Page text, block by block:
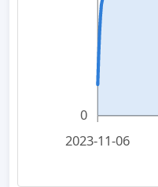
0
2023-11-06